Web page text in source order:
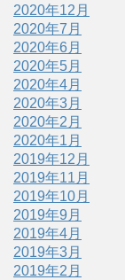
2020年12月
2020年7月
2020年6月
2020年5月
2020年4月
2020年3月
2020年2月
2020年1月
2019年12月
2019年11月
2019年10月
2019年9月
2019年4月
2019年3月
2019年2月